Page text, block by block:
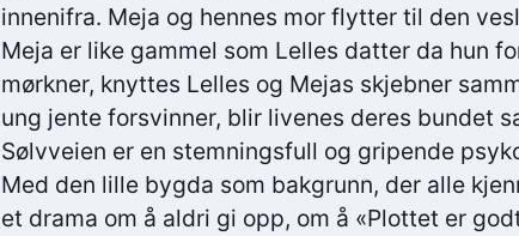
innenifra. Meja og hennes mor flytter til den
Meja er like gammel som Lelles datter da hun
mørkner, knyttes Lelles og Mejas skjebner
ung jente forsvinner, blir livenes deres bundet
Sølvveien er en stemningsfull og gripende
Med den lille bygda som bakgrunn, der alle
et drama om å aldri gi opp, om å «Plottet er